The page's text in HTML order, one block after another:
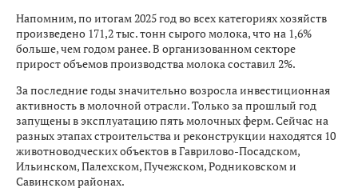
Напомним, по итогам 2025 год во всех категориях хозяйств
произведено 171,2 тыс. тонн сырого молока, что на 1,6%
больше, чем годом ранее. В организованном секторе
прирост объемов производства молока составил 2%.
За последние годы значительно возросла инвестиционная
активность в молочной отрасли. Только за прошлый год
запущены в эксплуатацию пять молочных ферм. Сейчас на
разных этапах строительства и реконструкции находятся 10
животноводческих объектов в Гаврилово-Посадском,
Ильинском, Палехском, Пучежском, Родниковском и
Савинском районах.